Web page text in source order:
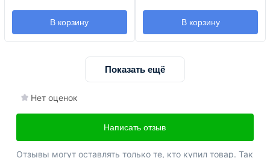
В корзину В корзину
Показать ещё
Нет оценок
Написать отзыв
Отзывы могут оставлять только те, кто купил товар. Так